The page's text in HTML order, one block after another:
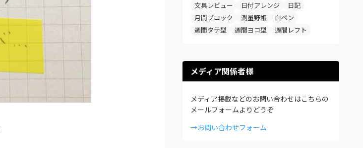
文具レビュー
日付アレンジ
日記
月間ブロック
測量野帳
白ペン
週間タテ型
週間ヨコ型 週間レフト
メディア関係者様
メディア掲載などのお問い合わせはこちらの
メールフォームよりどうぞ
→お問い合わせフォーム